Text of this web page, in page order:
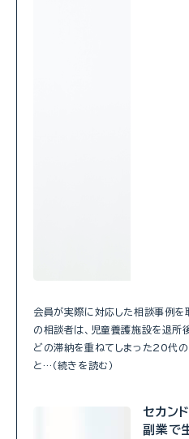
会員が実際に対応した相談事例を
の相談者は、児童養護施設を退所
どの滞納を重ねてしまった20代
と…（続きを読む）
セカン
副業で